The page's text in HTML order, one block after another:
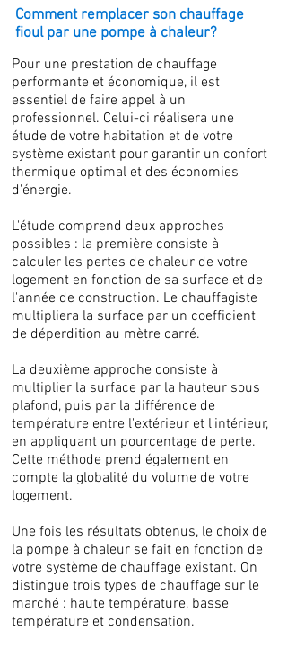
Comment remplacer son chauffage
fioul par une pompe à chaleur?
Pour une prestation de chauffage
performante et économique, il est
essentiel de faire appel à un
professionnel. Celui-ci réalisera une
étude de votre habitation et de votre
système existant pour garantir un confort
thermique optimal et des économies
d'énergie.
L'étude comprend deux approches
possibles : la première consiste à
calculer les pertes de chaleur de votre
logement en fonction de sa surface et de
l'année de construction. Le chauffagiste
multipliera la surface par un coefficient
de déperdition au mètre carré.
La deuxième approche consiste à
multiplier la surface par la hauteur sous
plafond, puis par la différence de
température entre l'extérieur et l'intérieur,
en appliquant un pourcentage de perte.
Cette méthode prend également en
compte la globalité du volume de votre
logement.
Une fois les résultats obtenus, le choix de
la pompe à chaleur se fait en fonction de
votre système de chauffage existant. On
distingue trois types de chauffage sur le
marché : haute température, basse
température et condensation.